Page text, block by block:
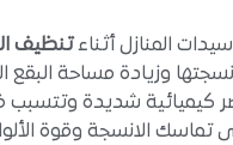
المنازل أثناءتنظيف
وزيادة مساحة البقع
شديدة وتتسبب
تماسك الانسجة وقوة